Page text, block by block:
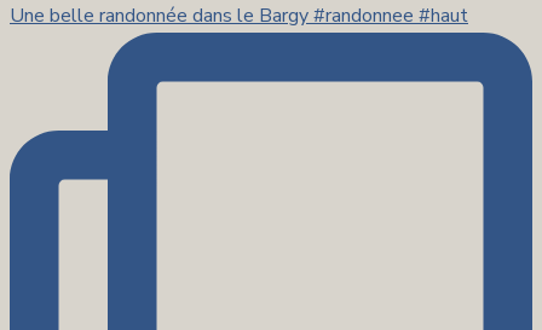
Une belle randonnée dans le Bargy #randonnee #haut